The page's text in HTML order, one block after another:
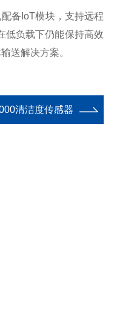
备IoT模块，支持远程
低负载下仍能保持高效
送解决方案。
清洁度传感器